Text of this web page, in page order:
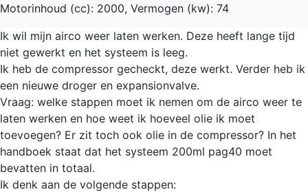
Motorinhoud (cc): 2000, Vermogen (kw): 74
Ik wil mijn airco weer laten werken. Deze heeft lange tijd
niet gewerkt en het systeem is leeg.
Ik heb de compressor gecheckt, deze werkt. Verder heb ik
een nieuwe droger en expansionvalve.
Vraag: welke stappen moet ik nemen om de airco weer te
laten werken en hoe weet ik hoeveel olie ik moet
toevoegen? Er zit toch ook olie in de compressor? In het
handboek staat dat het systeem 200ml pag40 moet
bevatten in totaal.
Ik denk aan de volgende stappen: